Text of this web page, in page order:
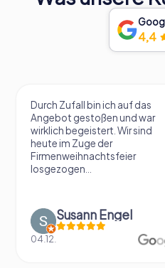
4,4
Durch Zufall bin ich auf das
Angebot gestoßen und war
wirklich begeistert. Wir sind
heute im Zuge der
Firmenweihnachtsfeier
losgezogen...
Susann Engel
04.12.